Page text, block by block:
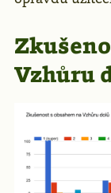
Vzhůru